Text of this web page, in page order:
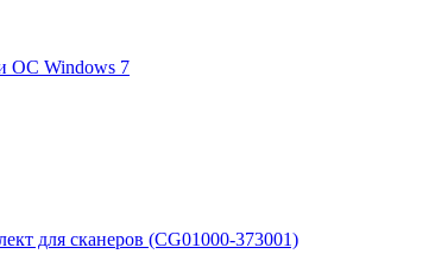
ОС Windows 7
для сканеров (CG01000-373001)